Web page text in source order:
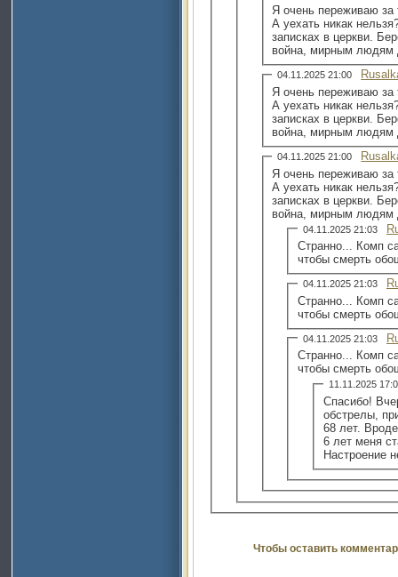
Я очень переживаю за
А уехать никак
записках в церкви.
война, мирным людям
04.11.2025 21:00
Я очень переживаю
А уехать никак
записках в церкви.
война, мирным людям
04.11.2025 21:00
Я очень переживаю
А уехать никак
записках в церкви.
война, мирным людям
04.11.2025 21:03
Странно... Комп
чтобы смерть
04.11.2025 21:03
Странно... Комп
чтобы смерть
04.11.2025 21:03
Странно... Комп
чтобы смерть
11.11.2025
Спасибо!
обстрелы,
68 лет.
6 лет меня
Настроение
Чтобы оставить